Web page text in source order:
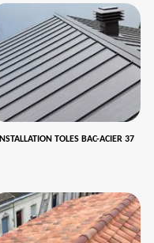
INSTALLATION TOLES BAC-ACIER 37